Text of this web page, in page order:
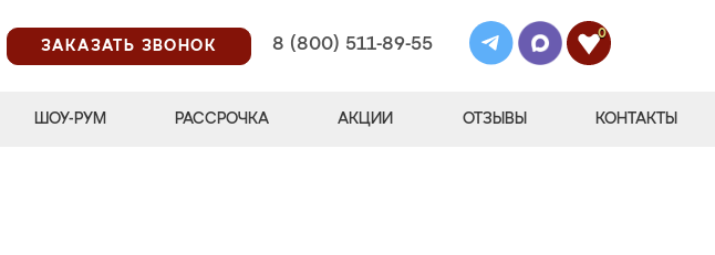
ЗАКАЗАТЬ ЗВОНОК
8 (800) 511-89-55
0
ШОУ-РУМ РАССРОЧКА АКЦИИ ОТЗЫВЫ КОНТАКТЫ